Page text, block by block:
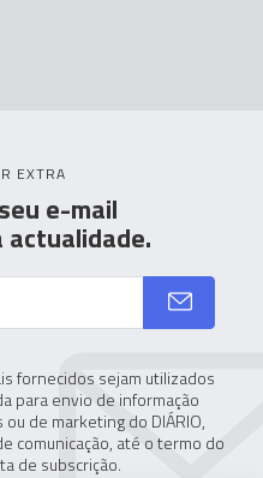
EXTRA
e-mail
fornecidos sejam utilizados
para envio de informação
de marketing do DIÁRIO,
comunicação, até o termo do
de subscrição.